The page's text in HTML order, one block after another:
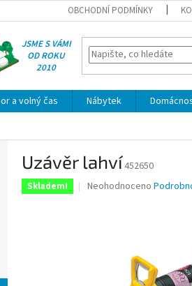
OBCHODNÍ PODMÍNKY
JSME S VÁMI
OD ROKU
2010
a volný čas Nábytek
Uzávěr lahví 452650
Skladem!
Průměrné
hvězdiček.
Neohodnoceno